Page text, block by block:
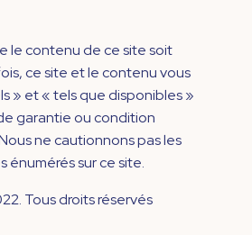
le contenu de ce site soit
ce site et le contenu vous
» et « tels que disponibles »
garantie ou condition
ne cautionnons pas les
énumérés sur ce site.
Tous droits réservés